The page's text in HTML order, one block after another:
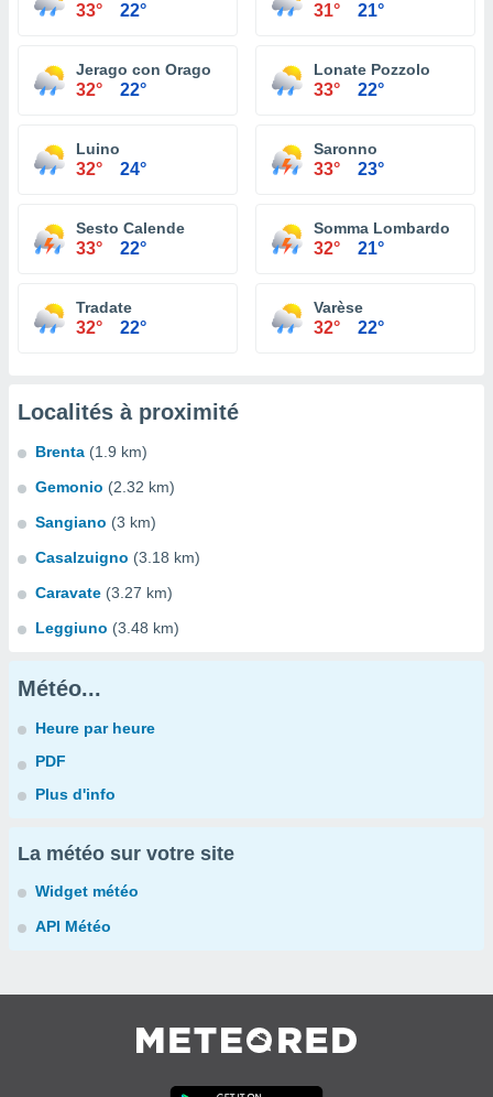
33° 22° 31° 21°
Jerago con Orago
32° 22°
Lonate Pozzolo
33° 22°
Luino
32° 24°
Saronno
33° 23°
Sesto Calende
33° 22°
Somma Lombardo
32° 21°
Tradate
32° 22°
Varèse
32° 22°
Localités à proximité
Brenta (1.9 km)
Gemonio (2.32 km)
Sangiano (3 km)
Casalzuigno (3.18 km)
Caravate (3.27 km)
Leggiuno (3.48 km)
Météo...
Heure par heure
PDF
Plus d'info
La météo sur votre site
Widget météo
API Météo